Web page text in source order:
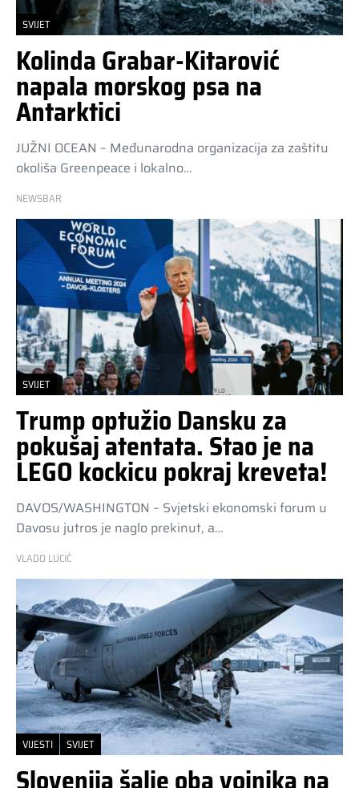
SVIJET
Kolinda Grabar-Kitarović
napala morskog psa na
Antarktici
JUŽNI OCEAN – Međunarodna organizacija za zaštitu
okoliša Greenpeace i lokalno…
NEWSBAR
SVIJET
Trump optužio Dansku za
pokušaj atentata. Stao je na
LEGO kockicu pokraj kreveta!
DAVOS/WASHINGTON – Svjetski ekonomski forum u
Davosu jutros je naglo prekinut, a…
VLADO LUCIĆ
VIJESTI SVIJET